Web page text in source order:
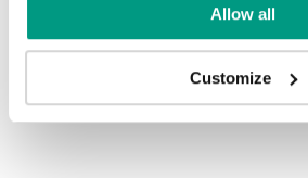
Allow all
Customize
Seit 35 Jahren stellen wir
hochwertige
Langlebigkeit und